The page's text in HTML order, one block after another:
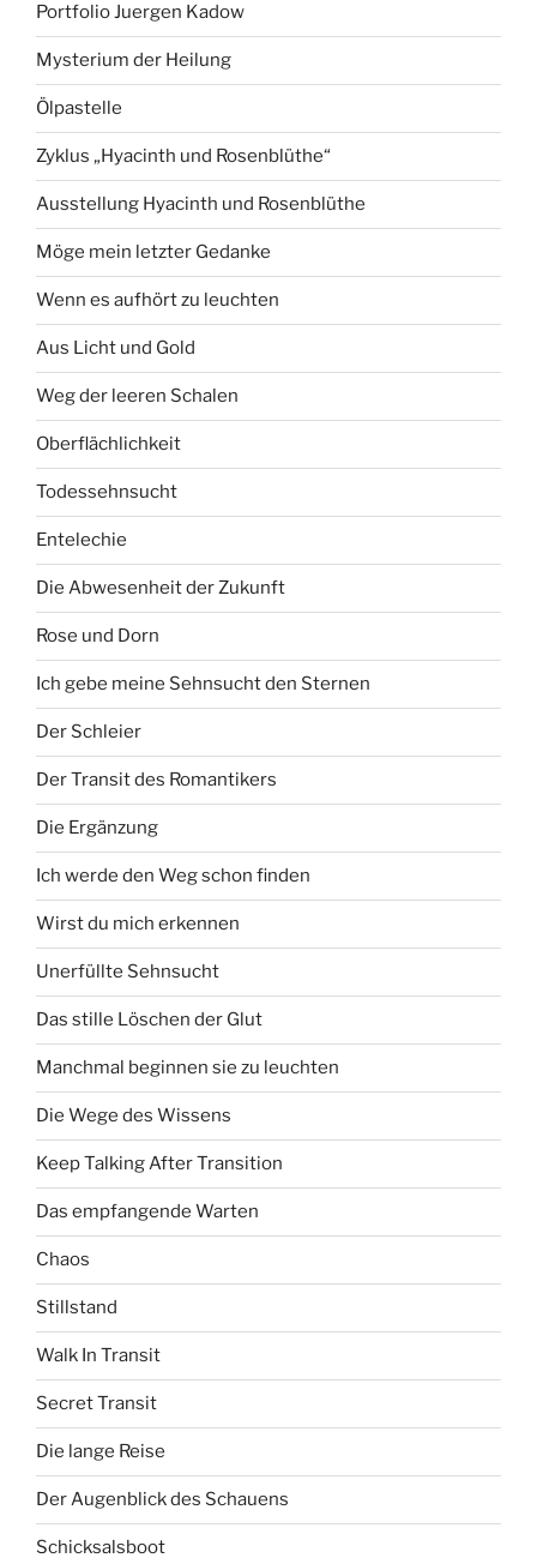
Portfolio Juergen Kadow
Mysterium der Heilung
Ölpastelle
Zyklus „Hyacinth und Rosenblüthe“
Ausstellung Hyacinth und Rosenblüthe
Möge mein letzter Gedanke
Wenn es aufhört zu leuchten
Aus Licht und Gold
Weg der leeren Schalen
Oberflächlichkeit
Todessehnsucht
Entelechie
Die Abwesenheit der Zukunft
Rose und Dorn
Ich gebe meine Sehnsucht den Sternen
Der Schleier
Der Transit des Romantikers
Die Ergänzung
Ich werde den Weg schon finden
Wirst du mich erkennen
Unerfüllte Sehnsucht
Das stille Löschen der Glut
Manchmal beginnen sie zu leuchten
Die Wege des Wissens
Keep Talking After Transition
Das empfangende Warten
Chaos
Stillstand
Walk In Transit
Secret Transit
Die lange Reise
Der Augenblick des Schauens
Schicksalsboot